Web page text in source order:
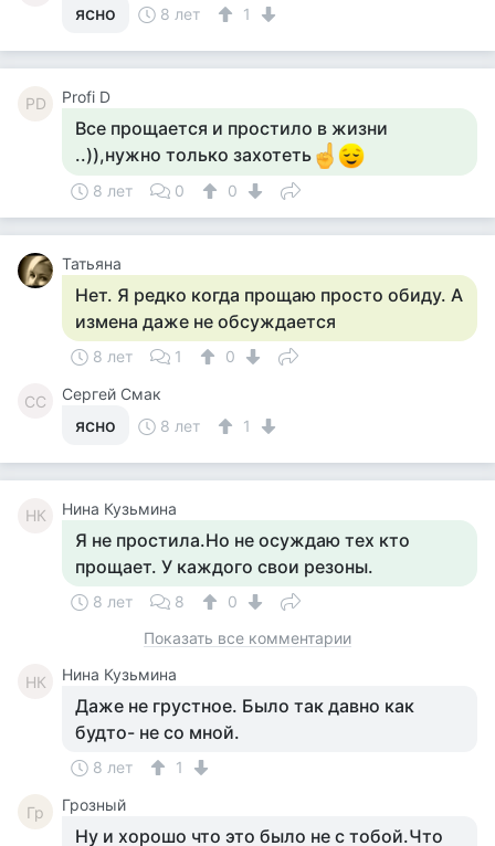
ясно 8 лет 1
PD Profi D
Все прощается и простило в жизни
..)),нужно только захотеть
8 лет 0 0
Татьяна
Нет. Я редко когда прощаю просто обиду. А
измена даже не обсуждается
8 лет 1 0
СС Сергей Смак
ясно 8 лет 1
НК Нина Кузьмина
Я не простила.Но не осуждаю тех кто
прощает. У каждого свои резоны.
8 лет 8
0
Показать все комментарии
НК Нина Кузьмина
Даже не грустное. Было так давно как
будто- не со мной.
8 лет 1
Гр Грозный
Ну и хорошо что это было не с тобой.Что